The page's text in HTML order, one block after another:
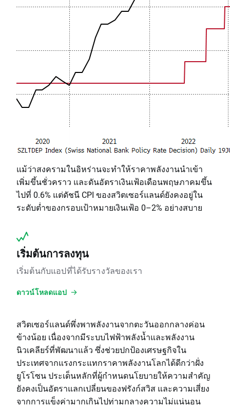
แม้ว่าสงครามในอิหร่านจะทำให้ราคาพลังงานนำเข้า
เพิ่มขึ้นชั่วคราว และดันอัตราเงินเฟ้อเดือนพฤษภาคมขึ้น
ไปที่ 0.6% แต่ดัชนี CPI ของสวิตเซอร์แลนด์ยังคงอยู่ใน
ระดับต่ำของกรอบเป้าหมายเงินเฟ้อ 0–2% อย่างสบาย
เริ่มต้นการลงทุน
เริ่มต้นกับแอปที่ได้รับรางวัลของเรา
ดาวน์โหลดแอป
สวิตเซอร์แลนด์พึ่งพาพลังงานจากตะวันออกกลางค่อน
ข้างน้อย เนื่องจากมีระบบไฟฟ้าพลังน้ำและพลังงาน
นิวเคลียร์ที่พัฒนาแล้ว ซึ่งช่วยปกป้องเศรษฐกิจใน
ประเทศจากแรงกระแทกราคาพลังงานโลกได้ดีกว่าฝั่ง
ยูโรโซน ประเด็นหลักที่ผู้กำหนดนโยบายให้ความสำคัญ
ยังคงเป็นอัตราแลกเปลี่ยนของฟรังก์สวิส และความเสี่ยง
จากการแข็งค่ามากเกินไปท่ามกลางความไม่แน่นอน